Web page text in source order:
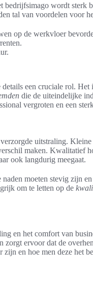
wordt sterk
tal van voordelen voor
op de werkvloer
een cruciale rol. Het
die de uiteindelijke
vergroten en een
uitstraling.
maken. Kwalitatief
ook langdurig meegaat.
moeten stevig zijn
om te letten op de
en het comfort van
zorgt ervoor dat de
en hoe men deze het